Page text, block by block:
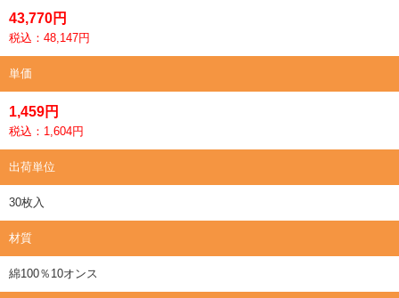
43,770円
税込：48,147円
単価
1,459円
税込：1,604円
出荷単位
30枚入
材質
綿100％10オンス